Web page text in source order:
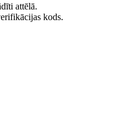
attēlā.
kods.